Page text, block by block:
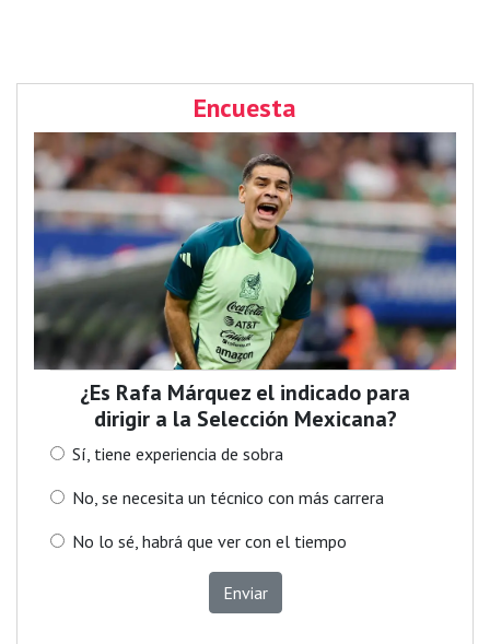
Encuesta
¿Es Rafa Márquez el indicado para
dirigir a la Selección Mexicana?
Sí, tiene experiencia de sobra
No, se necesita un técnico con más carrera
No lo sé, habrá que ver con el tiempo
Enviar